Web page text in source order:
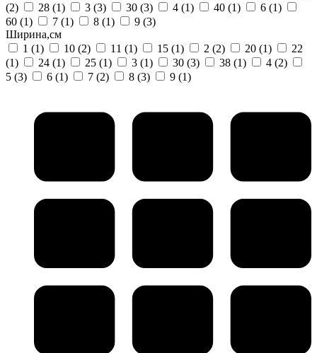
(2)
28 (1) 3 (3) 30 (3) 4 (1) 40 (1) 6 (1)
60 (1) 7 (1) 8 (1) 9 (3)
Ширина,см
1 (1) 10 (2) 11 (1) 15 (1) 2 (2) 20 (1)
22
(1)
24 (1) 25 (1) 3 (1) 30 (3) 38 (1) 4 (2)
5 (3) 6 (1) 7 (2) 8 (3) 9 (1)